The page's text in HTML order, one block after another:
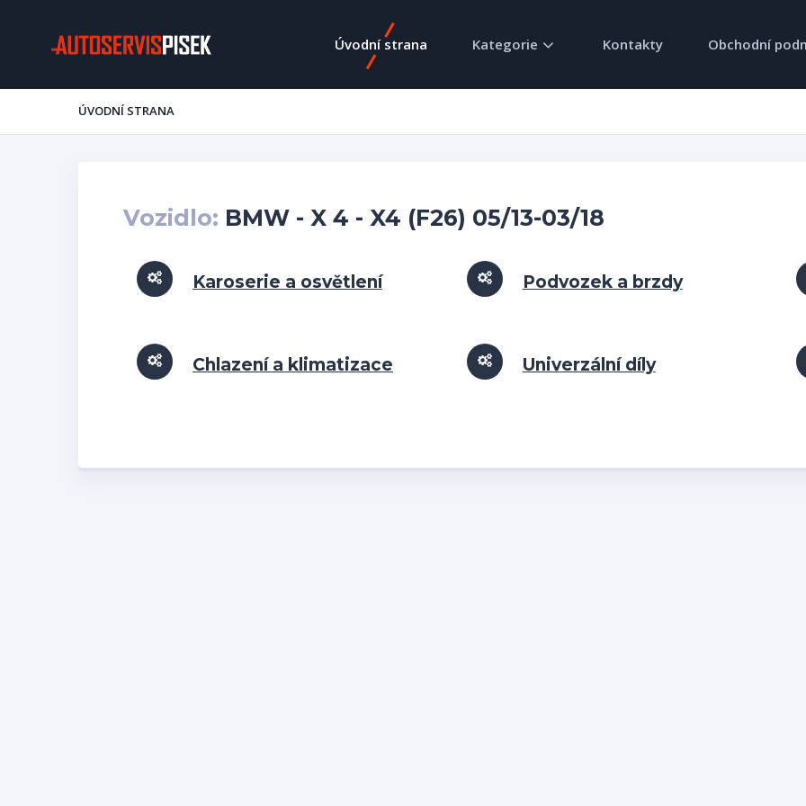
Úvodní strana Kategorie Kontakty Obchodní
ÚVODNÍ STRANA
Vozidlo: BMW - X 4 - X4 (F26) 05/13-03/18
Karoserie a osvětlení Podvozek a brzdy
Chlazení a klimatizace Univerzální díly